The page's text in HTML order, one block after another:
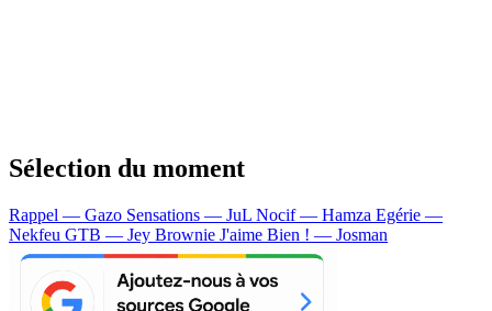
Sélection du moment
Rappel — Gazo Sensations — JuL Nocif — Hamza Egérie —
Nekfeu GTB — Jey Brownie J'aime Bien ! — Josman